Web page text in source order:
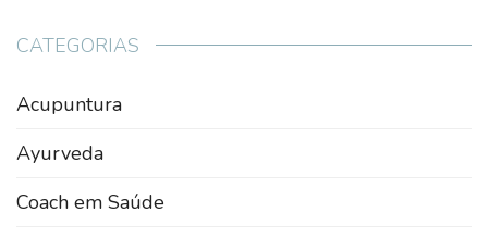
CATEGORIAS
Acupuntura
Ayurveda
Coach em Saúde